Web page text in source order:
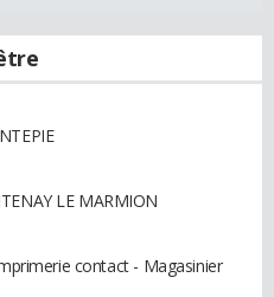
LE MARMION
contact - Magasinier